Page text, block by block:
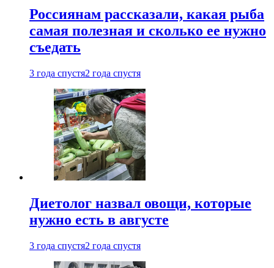
Россиянам рассказали, какая рыба
самая полезная и сколько ее нужно
съедать
3 года спустя2 года спустя
Диетолог назвал овощи, которые
нужно есть в августе
3 года спустя2 года спустя